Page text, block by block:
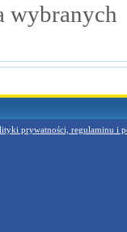
wybranych
prywatności, regulaminu i